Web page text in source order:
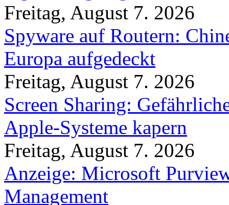
Freitag, August 7. 2026
Spyware auf Routern:
Europa aufgedeckt
Freitag, August 7. 2026
Screen Sharing:
Apple-Systeme kapern
Freitag, August 7. 2026
Anzeige: Microsoft
Management